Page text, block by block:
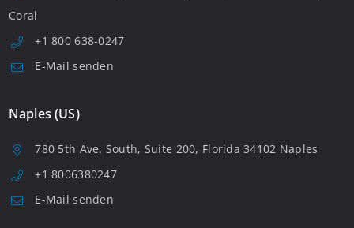
Coral
+1 800 638-0247
E-Mail senden
Naples (US)
780 5th Ave. South, Suite 200, Florida 34102 Naples
+1 8006380247
E-Mail senden